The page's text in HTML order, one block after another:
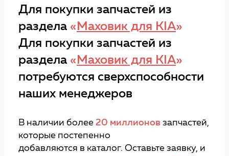
Для покупки запчастей из
раздела « Маховик для KIA»
Для покупки запчастей из
раздела « Маховик для KIA»
потребуются сверхспособности
наших менеджеров
В наличии более 20 миллионов запчастей,
которые постепенно
добавляются в каталог. Оставьте заявку, и